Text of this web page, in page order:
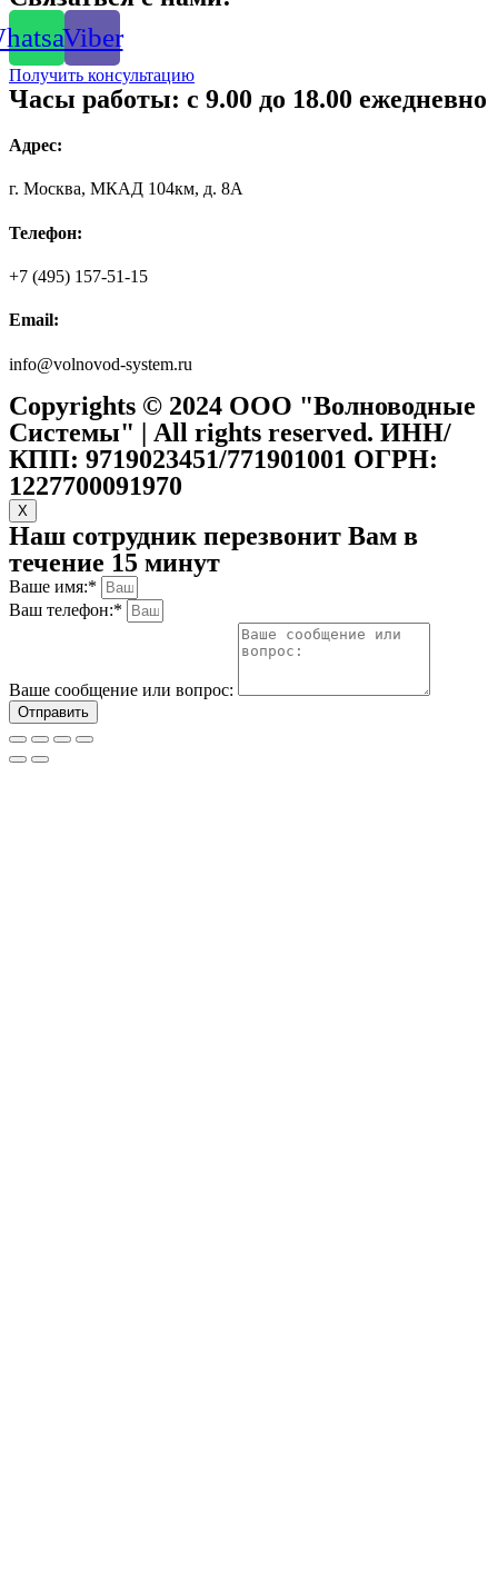
Viber
Получить консультацию
Часы работы: с 9.00 до 18.00 ежедневно
Адрес:
г. Москва, МКАД 104км, д. 8А
Телефон:
+7 (495) 157-51-15
Email:
info@volnovod-system.ru
Copyrights © 2024 ООО "Волноводные
Системы" | All rights reserved. ИНН/
КПП: 9719023451/771901001 ОГРН:
1227700091970
X
Наш сотрудник перезвонит Вам в
течение 15 минут
Ваше имя:*
Ваш телефон:*
Ваше сообщение или вопрос:
Отправить